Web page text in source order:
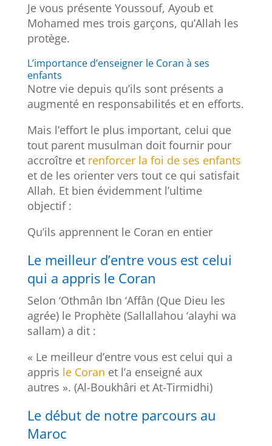
Je vous présente Youssouf, Ayoub et
Mohamed mes trois garçons, qu’Allah les
protège.
L’importance d’enseigner le Coran à ses
enfants
Notre vie depuis qu’ils sont présents a
augmenté en responsabilités et en efforts.
Mais l’effort le plus important, celui que
tout parent musulman doit fournir pour
accroître et renforcer la foi de ses enfants
et de les orienter vers tout ce qui satisfait
Allah. Et bien évidemment l’ultime
objectif :
Qu’ils apprennent le Coran en entier
Le meilleur d’entre vous est celui
qui a appris le Coran
Selon ‘Othmân Ibn ‘Affân (Que Dieu les
agrée) le Prophète (Sallallahou ‘alayhi wa
sallam) a dit :
« Le meilleur d’entre vous est celui qui a
appris le Coran et l’a enseigné aux
autres ». (Al-Boukhâri et At-Tirmidhi)
Le début de notre parcours au
Maroc